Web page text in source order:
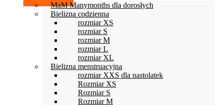
MaM Manymonths dla dorosłych
Bielizna codzienna
rozmiar XS
rozmiar S
rozmiar M
rozmiar L
rozmiar XL
Bielizna menstruacyjna
rozmiar XXS dla nastolatek
Rozmiar XS
Rozmiar S
Rozmiar M